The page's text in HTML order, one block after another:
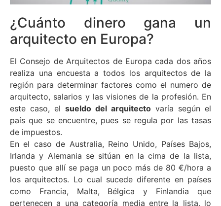
¿Cuánto dinero gana un
arquitecto en Europa?
El Consejo de Arquitectos de Europa cada dos años
realiza una encuesta a todos los arquitectos de la
región para determinar factores como el numero de
arquitecto, salarios y las visiones de la profesión. En
este caso, el sueldo del arquitecto varía según el
país que se encuentre, pues se regula por las tasas
de impuestos.
En el caso de Australia, Reino Unido, Países Bajos,
Irlanda y Alemania se sitúan en la cima de la lista,
puesto que allí se paga un poco más de 80 €/hora a
los arquitectos. Lo cual sucede diferente en países
como Francia, Malta, Bélgica y Finlandia que
pertenecen a una categoría media entre la lista, lo